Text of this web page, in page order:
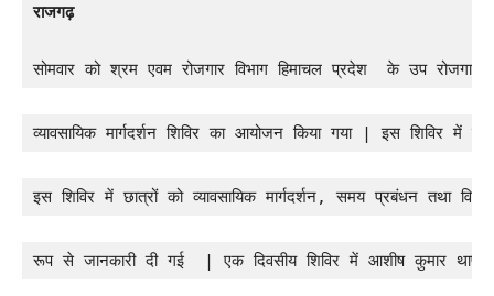
राजगढ़
सोमवार को श्रम एवम रोजगार विभाग हिमाचल प्रदेश के उप रोजगार
व्यावसायिक मार्गदर्शन शिविर का आयोजन किया गया | इस शिविर
इस शिविर में छात्रों को व्यावसायिक मार्गदर्शन, समय प्रबंधन तथा
रूप से जानकारी दी गई  | एक दिवसीय शिविर में आशीष कुमार थापा